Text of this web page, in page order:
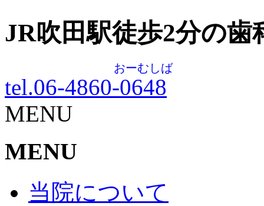
JR吹田駅徒歩2分の歯
tel.06-4860-0648
おーむしば
MENU
MENU
当院について